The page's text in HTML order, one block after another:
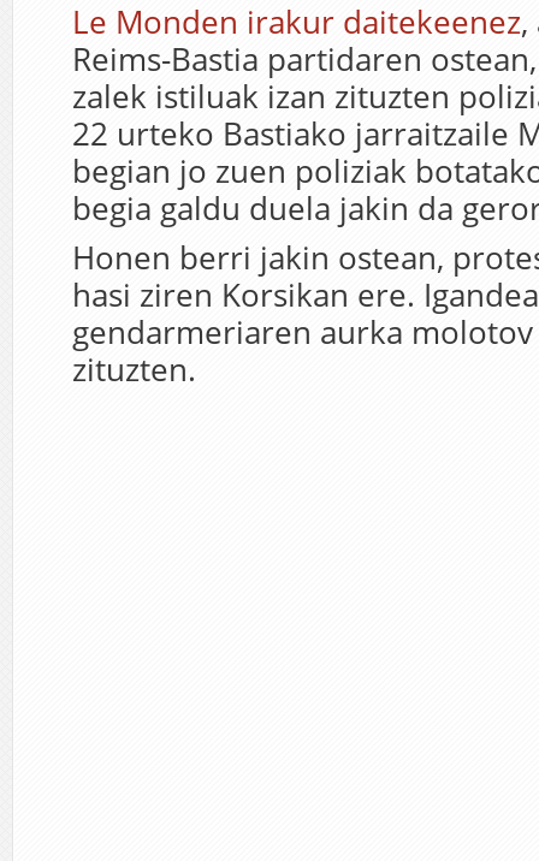
Le Monden irakur daitekeenez,
Reims-Bastia partidaren
zalek istiluak izan zituzten
22 urteko Bastiako jarraitzaile
begian jo zuen poliziak
begia galdu duela jakin da
Honen berri jakin ostean,
hasi ziren Korsikan ere.
gendarmeriaren aurka
zituzten.